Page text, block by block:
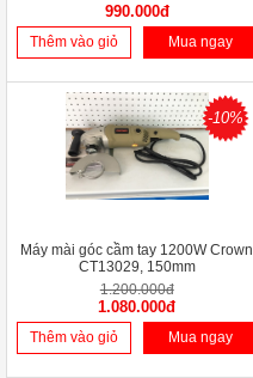
990.000đ
Thêm vào giỏ Mua ngay
-10%
Máy mài góc cầm tay 1200W Crown
CT13029, 150mm
1.200.000đ
1.080.000đ
Thêm vào giỏ Mua ngay